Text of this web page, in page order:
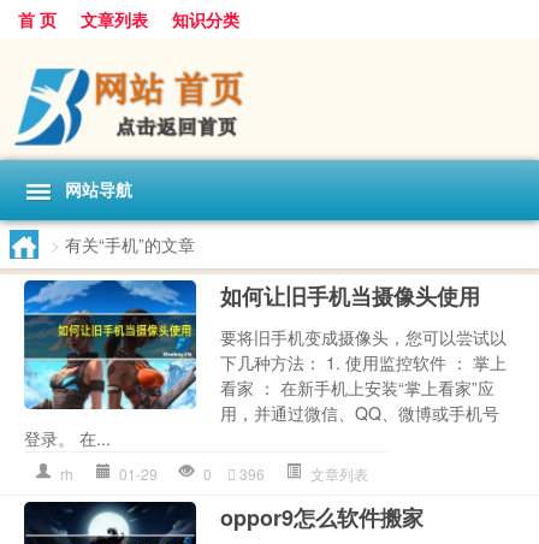
首 页 文章列表 知识分类
网站导航
> 有关“手机”的文章
如何让旧手机当摄像头使用
要将旧手机变成摄像头，您可以尝试以
下几种方法： 1. 使用监控软件 ： 掌上
看家 ： 在新手机上安装“掌上看家”应
用，并通过微信、QQ、微博或手机号
登录。 在...
rh 01-29 0 396 文章列表
oppor9怎么软件搬家